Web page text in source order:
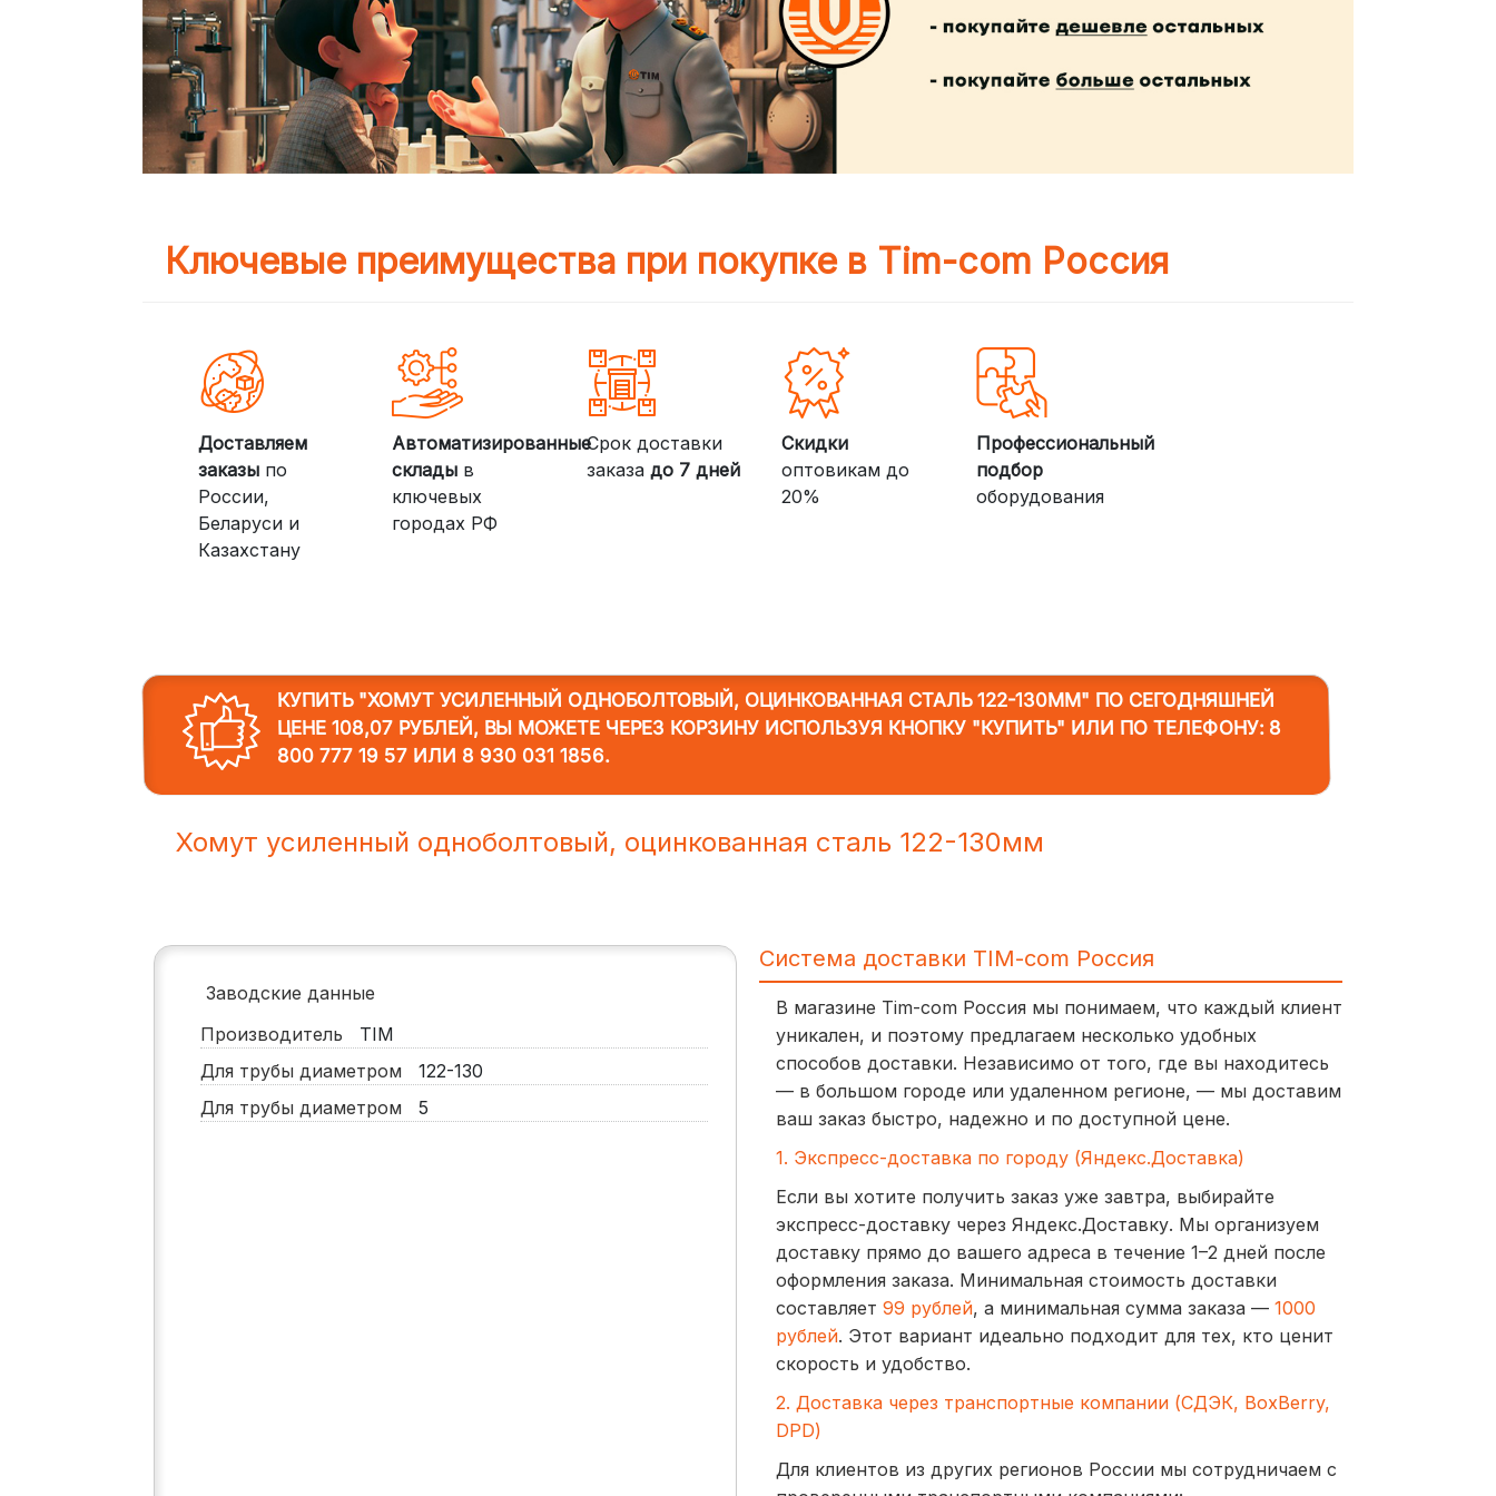
Ключевые преимущества при покупке в Tim-com Россия
Доставляем
заказыпо
России,
Беларуси и
Казахстану
Автоматизированные
склады в
ключевых
городах РФ
Срок доставки
заказадо 7 дней
Скидки
оптовикам до
20%
Профессиональный
подбор
оборудования
КУПИТЬ "ХОМУТ УСИЛЕННЫЙ ОДНОБОЛТОВЫЙ, ОЦИНКОВАННАЯ СТАЛЬ 122-130ММ"ПО СЕГОДНЯШНЕЙ
ЦЕНЕ 108,07 РУБЛЕЙ, ВЫ МОЖЕТЕ ЧЕРЕЗ КОРЗИНУ ИСПОЛЬЗУЯ КНОПКУ "КУПИТЬ" ИЛИ ПО ТЕЛЕФОНУ: 8
800 777 19 57ИЛИ 8 930 031 1856.
Хомут усиленный одноболтовый, оцинкованная сталь 122-130мм
Заводские данные
Производитель
TIM
Для трубы диаметром
122-130
Для трубы диаметром
5
Система доставки TIM-com Россия
В магазине Tim-com Россия мы понимаем, что каждый клиент
уникален, и поэтому предлагаем несколько удобных
способов доставки. Независимо от того, где вы находитесь
— в большом городе или удаленном регионе, — мы доставим
ваш заказ быстро, надежно и по доступной цене.
1. Экспресс-доставка по городу (Яндекс.Доставка)
Если вы хотите получить заказ уже завтра, выбирайте
экспресс-доставку через Яндекс.Доставку. Мы организуем
доставку прямо до вашего адреса в течение 1–2 дней после
оформления заказа. Минимальная стоимость доставки
составляет 99 рублей, а минимальная сумма заказа — 1000
рублей. Этот вариант идеально подходит для тех, кто ценит
скорость и удобство.
2. Доставка через транспортные компании (СДЭК, BoxBerry,
DPD)
Для клиентов из других регионов России мы сотрудничаем с